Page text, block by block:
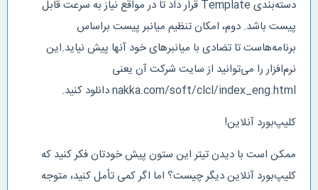
دسته‌بندی Template قرار داد تا در مواقع نیاز به سرعت قابل
پیست باشد. دوم، امکان تنظیم میانبر پیست براساس
برنامه‌هاست تا تضادی با میانبرهای خود آنها پیش نیاید.این
نرم‌افزار را می‌توانید از سایت شرکت آن یعنی
nakka.com/soft/clcl/index_eng.html دانلود کنید.
کلیپ‌بورد آنلاین!
ممکن است با دیدن تیتر این ستون پیش خودتان فکر کنید که
کلیپ‌بورد آنلاین دیگر چیست؟ اما اگر کمی تأمل کنید، متوجه